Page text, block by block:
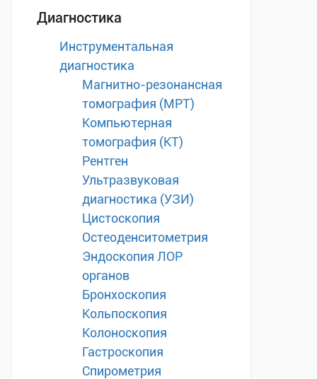
Диагностика
Инструментальная
диагностика
Магнитно-резонансная
томография (МРТ)
Компьютерная
томография (КТ)
Рентген
Ультразвуковая
диагностика (УЗИ)
Цистоскопия
Остеоденситометрия
Эндоскопия ЛОР
органов
Бронхоскопия
Кольпоскопия
Колоноскопия
Гастроскопия
Спирометрия